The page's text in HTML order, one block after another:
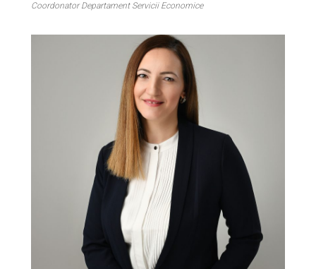
Coordonator Departament Servicii Economice